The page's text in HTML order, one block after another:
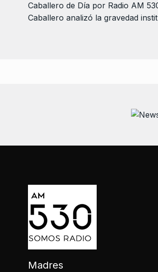
Caballero de Día por Radio AM
Caballero analizó la gravedad
Madres